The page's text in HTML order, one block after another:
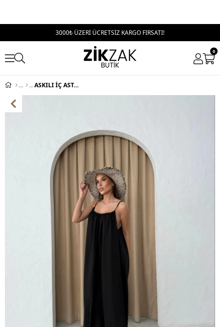
3000₺ ÜZERİ ÜCRETSİZ KARGO FIRSATI!
0
ASKILI İÇ ASTARLI KETEN UZUN ELBİSE SİYAH